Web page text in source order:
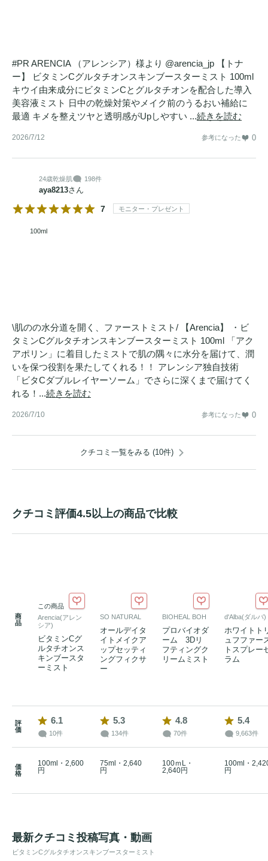
#PR ARENCIA （アレンシア）様より @arencia_jp 【トナ
ー】 ビタミンCグルタチオンスキンブースターミスト 100ml
キウイ由来成分にビタミンCとグルタチオンを配合した導入
美容液ミスト 日中の乾燥対策やメイク前のうるおい補給に
最適 キメを整えツヤと透明感がUpしやすい ...続きを読む
2026/7/12 参考になった 0
24歳乾燥肌 198件
aya8213さん
7 モニター・プレゼント
100ml
\肌のの水分道を開く、ファーストミスト/ 【Arencia】 ・ビ
タミンCグルタチオンスキンブースターミスト 100ml 「アク
アポリン」に着目したミストで肌の隅々に水分を届けて、潤
いを保つ役割を果たしてくれる！！ アレンシア独自技術
「ビタCダブルレイヤーソーム」でさらに深くまで届けてく
れる！...続きを読む
2026/7/10 参考になった 0
クチコミ一覧をみる (10件)
クチコミ評価4.5以上の商品で比較
商
品
この商品
Arencia(アレン
シア)
ビタミンCグ
ルタチオンス
キンブースタ
ーミスト
SO NATURAL
オールデイタ
イトメイクア
ップセッティ
ングフィクサ
ー
BIOHEAL BOH
プロバイオダ
ーム 3Dリ
フティングク
リームミスト
d'Alba(ダルバ)
ホワイトト
ュフファー
トスプレー
ラム
評
価
6.1
10件
5.3
134件
4.8
70件
5.4
9,663件
価
格
100ml・2,600
円
75ml・2,640
円
100ｍL・
2,640円
100ml・
円
最新クチコミ投稿写真・動画
ビタミンCグルタチオンスキンブースターミスト